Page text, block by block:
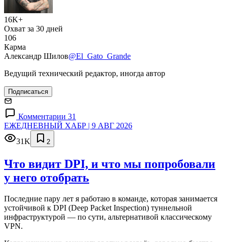
16K+
Охват за 30 дней
106
Карма
Александр Шилов@El_Gato_Grande
Ведущий технический редактор, иногда автор
Подписаться
Комментарии 31
ЕЖЕДНЕВНЫЙ ХАБР | 9 АВГ 2026
31K
2
Что видит DPI, и что мы попробовали
у него отобрать
Последние пару лет я работаю в команде, которая занимается
устойчивой к DPI (Deep Packet Inspection) туннельной
инфраструктурой — по сути, альтернативой классическому
VPN.